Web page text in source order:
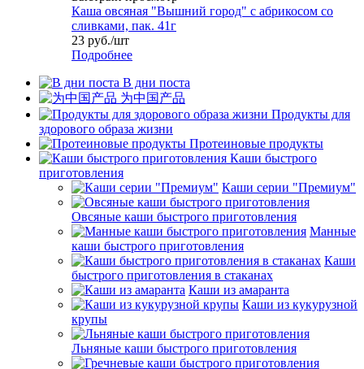
Каша овсяная "Вышний город" с абрикосом со
сливками, пак. 41г
23 руб./шт
Подробнее
В дни поста
为中国产品
Продукты для
здорового образа жизни
Протеиновые продукты
Каши быстрого
приготовления
Каши серии "Премиум"
Овсяные каши быстрого приготовления
Манные
каши быстрого приготовления
Каши
быстрого приготовления в стаканах
Каши из амаранта
Каши из кукурузной
крупы
Льняные каши быстрого приготовления